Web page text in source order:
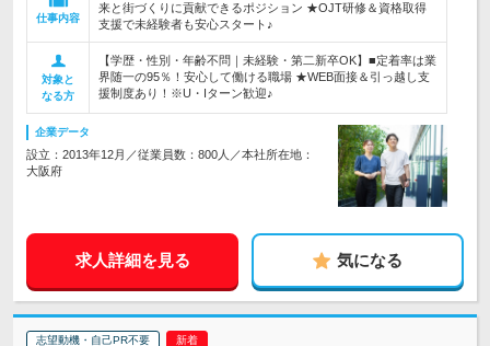
仕事内容
来と街づくりに貢献できるポジション ★OJT研修＆資格取得
支援で未経験者も安心スタート♪
対象と
なる方
【学歴・性別・年齢不問｜未経験・第二新卒OK】■定着率は業
界随一の95％！安心して働ける職場 ★WEB面接＆引っ越し支
援制度あり！※U・Iターン歓迎♪
企業データ
設立：2013年12月／従業員数：800人／本社所在地：
大阪府
求人詳細を見る 気になる
志望動機・自己PR不要